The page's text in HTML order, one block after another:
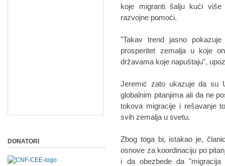
koje migranti šalju kući
razvojne pomoći.
"Takav trend jasno
prosperitet zemalja u koje
državama koje napuštaju",
Jeremić zato ukazuje da su
globalnim pitanjima ali da ne
tokova migracije i rešavanje
svih zemalja u svetu.
Zbog toga bi, istakao je,
osnove za koordinaciju po
i da obezbede da
DONATORI